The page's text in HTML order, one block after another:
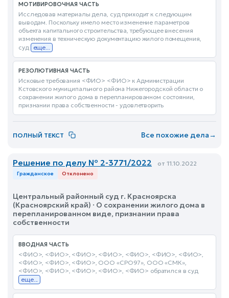
МОТИВИРОВОЧНАЯ ЧАСТЬ
Исследовав материалы дела, суд приходит к следующим
выводам. Поскольку имело место изменение параметров
объекта капитального строительства, требующее внесения
изменения в техническую документацию жилого помещения,
суд еще...
РЕЗОЛЮТИВНАЯ ЧАСТЬ
Исковые требования <ФИО> <ФИО> к Администрации
Кстовского муниципального района Нижегородской области о
сохранении жилого дома в перепланированном состоянии,
признании права собственности - удовлетворить
ПОЛНЫЙ ТЕКСТ Все похожие дела→
Решение по делу № 2-3771/2022 от 11.10.2022
Гражданское Отклонено
Центральный районный суд г. Красноярска
(Красноярский край) · О сохранении жилого дома в
перепланированном виде, признании права
собственности
ВВОДНАЯ ЧАСТЬ
<ФИО>, <ФИО>, <ФИО>, <ФИО>, <ФИО>, <ФИО>, <ФИО>,
<ФИО>, <ФИО>, <ФИО>, ООО «СРО97», ООО «СМК»,
<ФИО>, <ФИО>, <ФИО>, <ФИО>, <ФИО> обратился в суд
еще...